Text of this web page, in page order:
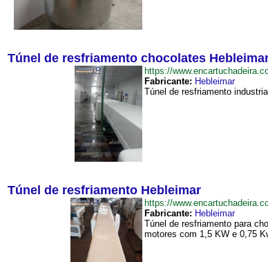
Túnel de resfriamento chocolates
https://
Fabricante: Hebleimar
Túnel de resfriamento
Túnel de resfriamento Hebleimar
https://
Fabricante: Hebleimar
Túnel de resfriamento para
motores com 1,5 KW e 0,75